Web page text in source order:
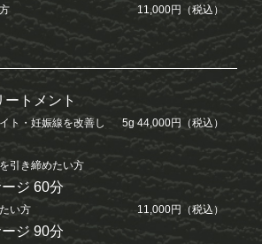
11,000円（税込）
トメント
ト・妊娠線を改善し
5g 44,000円（税込）
引き締めたい方
ジ 60分
い方 11,000円（税込）
ジ 90分